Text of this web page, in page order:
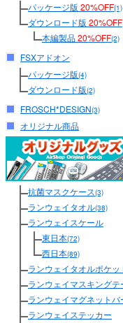
パッケージ版 20%OFF(1)
ダウンロード版 20%OFF
本編製品20%OFF(2)
FSXアドオン
パッケージ版(4)
ダウンロード版(2)
FROSCH*DESIGN(3)
オリジナル商品
抗菌マスクケース(3)
ランウェイタオル(38)
ランウェイスケール
東日本(72)
西日本(89)
ランウェイタオルポケッ
ランウェイマスキングテ
ランウェイマグネットバ
ランウェイステッカー